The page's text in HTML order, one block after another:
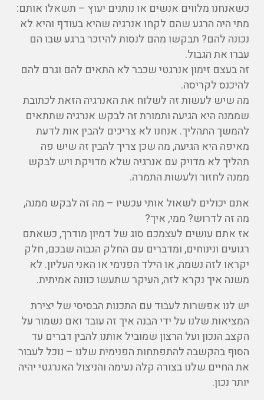
כשאנחנו מלווים אנשים או נותנים יעוץ – תשאלו אותם:
מתי היה הרגע שהם לקחו אנרגיה שהיא בעודף והיא לא
נכונה להם? תבקשו מהם לנסות להיזכר ברגע שבו הם
עברו את הגבול.
זה בעצם זימון אנרגטי שכבר לא התאים להם וגרם להם
להיכנס לקריסה.
מה שיש לעשות זה לשלוח את האנרגיה הזאת לכתובת
שממנה היא הגיעה ותמורת זה לבקש אנרגיה שתתאים
להמשך התהליך. אנחנו לא צריכים להבין אות לדעת
מאיפה היא הגיעה, מה שכן צריך להבין זה שיש פה
תהליך לא מדויק עם אנרגיה שלא מדויקת ויש לבקש
ממנה לחזור ולעשות התמרה.
אתם יכולים לשאול אותי עכשיו – מה זה לבקש ממנה,
מה זה לדרוש? ממי, איך?
אז אתם עושים לעצמכם סוג של דמיון מודרך, כשאתם
רגועים ונינוחים, ומדברים עם החלק הגבוה שבכם, חלק
יקראו לזה נשמה, או הילד הפנימי או האני העליון. לא
משנה איך נקרא לזה, העיקר שתעשו כוונה אמיתית.
יש לנו אפשרות לעבוד עם התכנות הבסיסי של יצירת
המציאות שלנו על ידי הבנה איך זה עובד ואם נשמור על
הקצב הנכון ועל הרצון שמוביל אותנו להבין דברים עד
הסוף בהקשבה להתפתחות הפנימית שלנו – נוכל לעבור
את החיים שלנו בצורה קלה נעימה והניצול האנרגטי יהיה
יותר נכון.